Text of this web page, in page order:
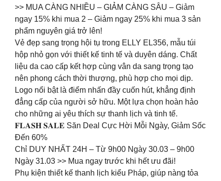
>> MUA CÀNG NHIỀU – GIẢM CÀNG SÂU – Giảm
ngay 15% khi mua 2 – Giảm ngay 25% khi mua 3 sản
phẩm nguyên giá trở lên!
Vẻ đẹp sang trọng hội tụ trong ELLY EL356, mẫu túi
hộp nhỏ gọn với thiết kế tinh tế và duyên dáng. Chất
liệu da cao cấp kết hợp cùng vân da sang trọng tạo
nên phong cách thời thượng, phù hợp cho mọi dịp.
Logo nổi bật là điểm nhấn đầy cuốn hút, khẳng định
đẳng cấp của người sở hữu. Một lựa chọn hoàn hảo
cho những ai yêu thích sự thanh lịch và tinh tế.
𝐅𝐋𝐀𝐒𝐇 𝐒𝐀𝐋𝐄 Săn Deal Cực Hời Mỗi Ngày, Giảm Sốc
Đến 60%
Chỉ DUY NHẤT 24H – Từ 9h00 Ngày 30.03 – 9h00
Ngày 31.03 >> Mua ngay trước khi hết ưu đãi!
Phụ kiện thiết kế thanh lịch kiểu Pháp, giúp nàng tỏa